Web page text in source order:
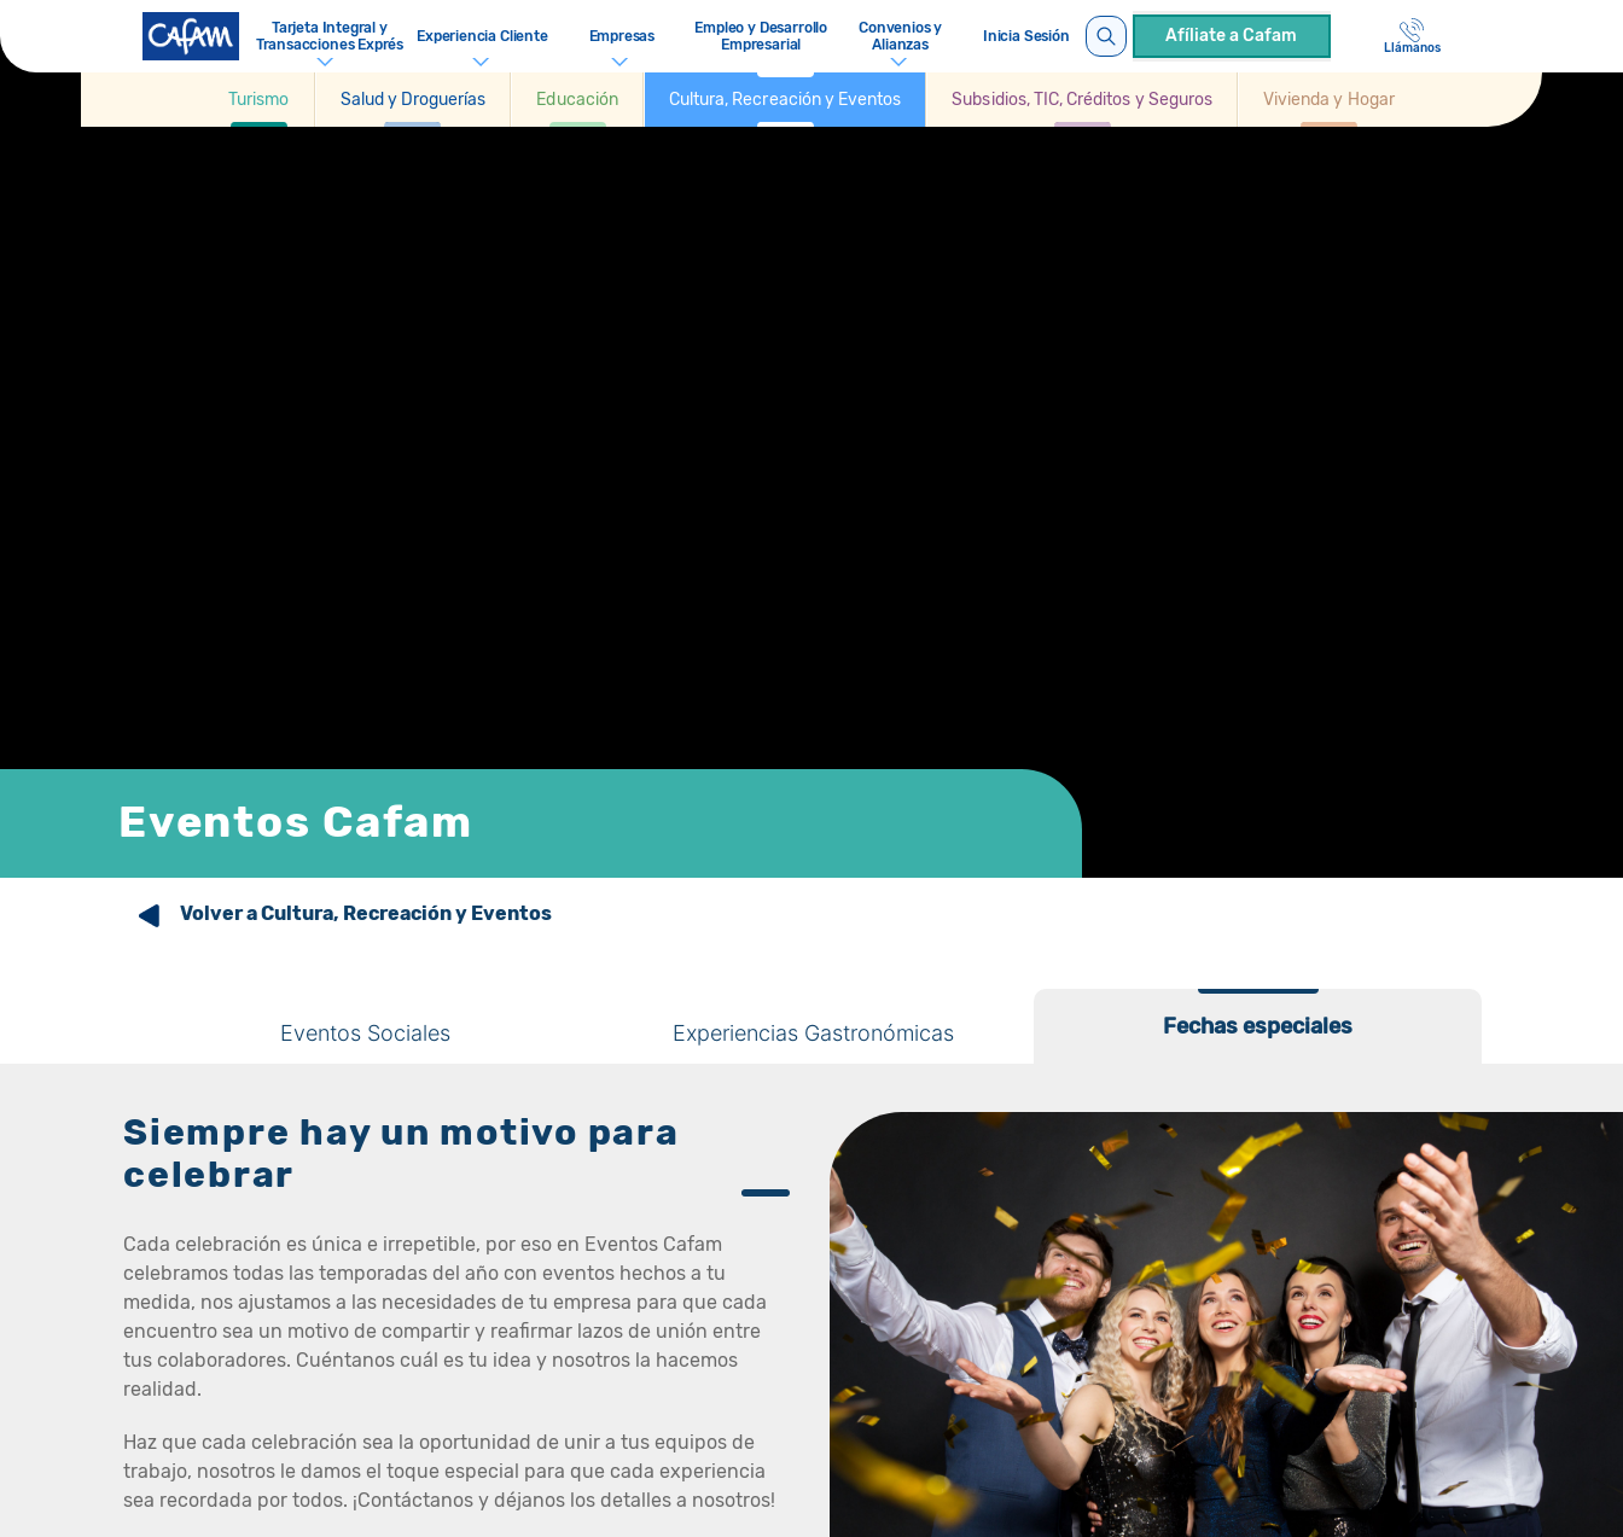
Llámanos
Tarjeta Integral y
Transacciones Exprés
Experiencia Cliente Empresas
Empleo y Desarrollo
Empresarial
Convenios y
Alianzas
Inicia Sesión Afíliate a Cafam
Turismo Salud y Droguerías Educación Cultura, Recreación y Eventos Subsidios, TIC, Créditos y Seguros Vivienda y Hogar
Eventos Cafam
Volver a Cultura, Recreación y Eventos
Eventos Sociales Experiencias Gastronómicas Fechas especiales
Fechas especiales
Siempre hay un motivo para
celebrar
Cada celebración es única e irrepetible, por eso en Eventos Cafam
celebramos todas las temporadas del año con eventos hechos a tu
medida, nos ajustamos a las necesidades de tu empresa para que cada
encuentro sea un motivo de compartir y reafirmar lazos de unión entre
tus colaboradores. Cuéntanos cuál es tu idea y nosotros la hacemos
realidad.
Haz que cada celebración sea la oportunidad de unir a tus equipos de
trabajo, nosotros le damos el toque especial para que cada experiencia
sea recordada por todos. ¡Contáctanos y déjanos los detalles a nosotros!